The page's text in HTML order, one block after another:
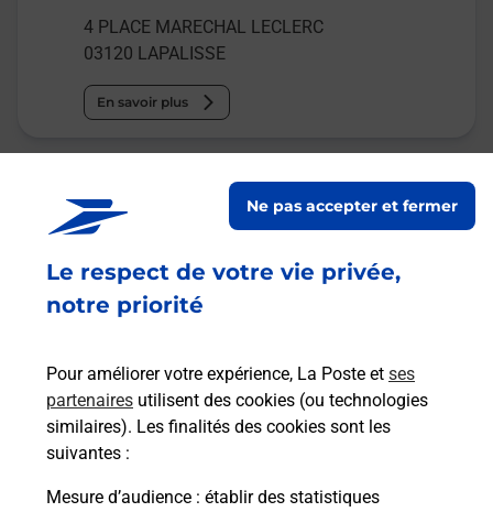
Le respect de votre vie privée,
notre priorité
Pour améliorer votre expérience, La Poste et ses
partenaires utilisent des cookies (ou technologies
similaires). Les finalités des cookies sont les
suivantes :
Mesure d’audience : établir des statistiques
Ne pas accepter et fermer
4 PLACE MARECHAL LECLERC
03120 LAPALISSE
En savoir plus
La Poste
en ligne
Ouvert 24h/24
Recherchez un autre point de contact